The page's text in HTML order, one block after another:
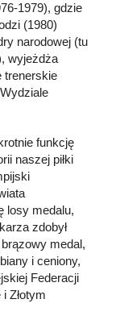
1979), gdzie
(1980)
narodowej (tu
wyjeżdża
trenerskie
funkcję
naszej piłki
losy medalu,
zdobył
medal,
i ceniony,
Federacji
Złotym